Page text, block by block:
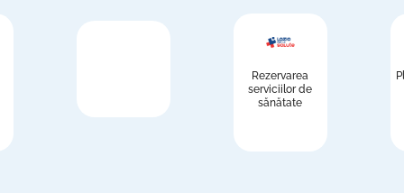
Rezervarea
serviciilor de
sănătate